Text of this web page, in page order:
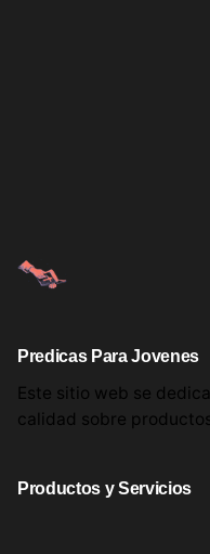
Predicas Para Jovenes
Este sitio web se
calidad sobre
Productos y Servicios